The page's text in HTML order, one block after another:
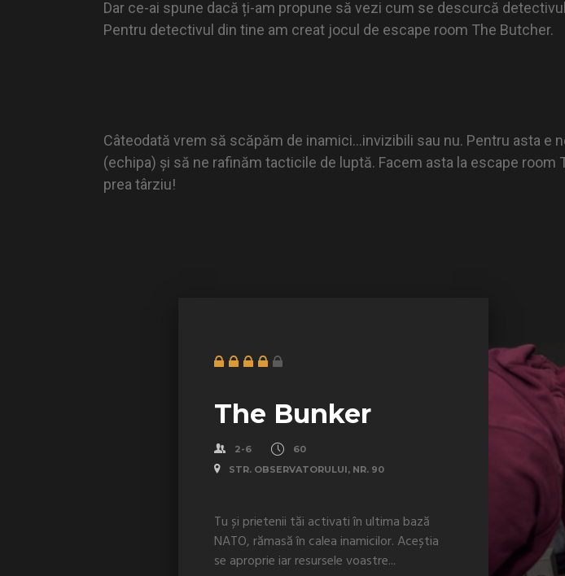
Dar ce-ai spune dacă ți-am propune să vezi cum se descurcă
Pentru detectivul din tine am creat jocul de escape room The Butcher.
Câteodată vrem să scăpăm de inamici…invizibili sau nu. Pentru asta e
(echipa) și să ne rafinăm tacticile de luptă. Facem asta la escape
prea târziu!
The Bunker
2-6
60
STR. OBSERVATORULUI, NR. 90
Tu și prietenii tăi activati în ultima bază
NATO, rămasă în calea inamicilor. Aceștia
se aproprie iar resursele voastre...